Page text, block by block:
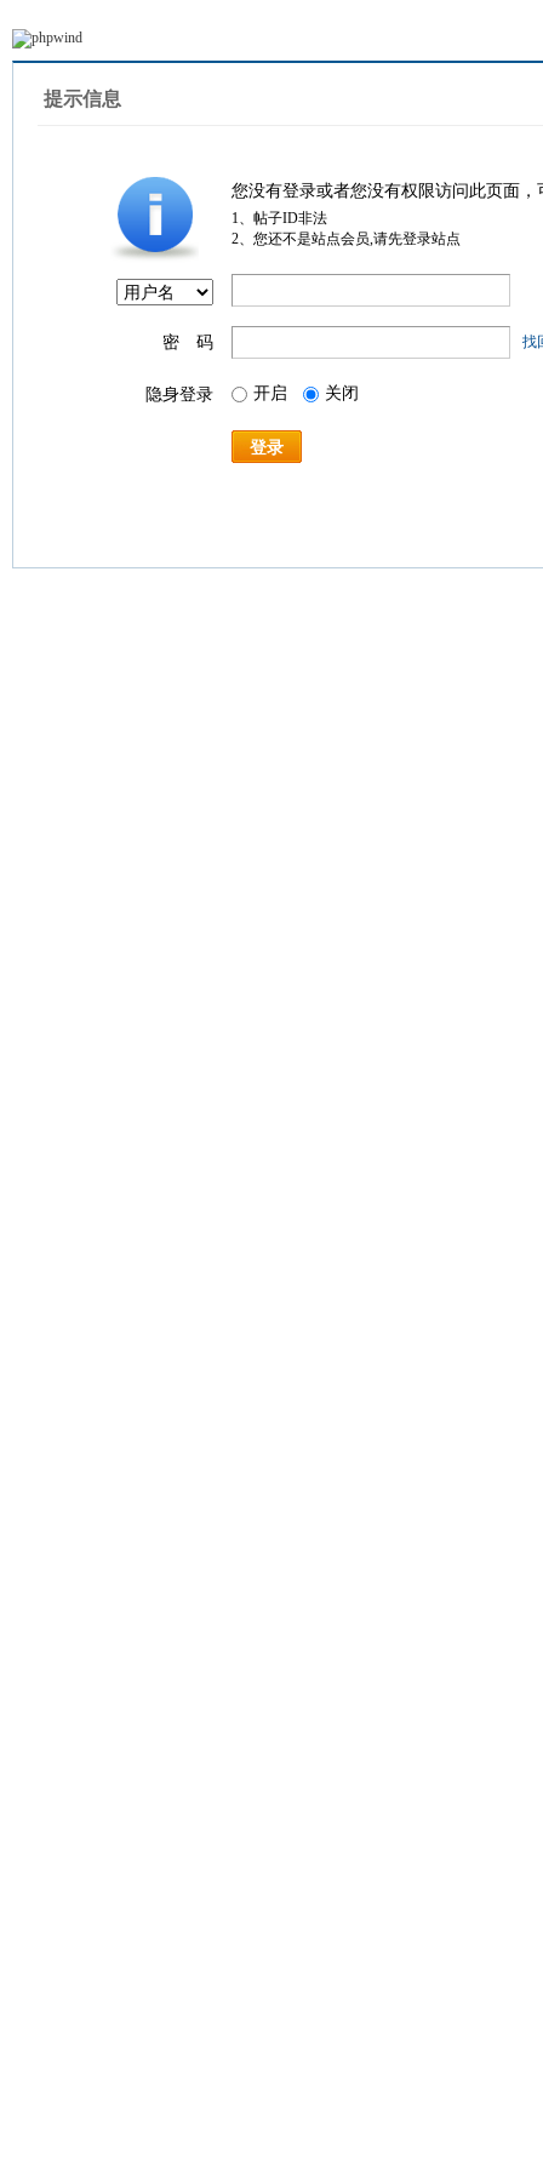
提示信息
您没有登录或者您没有权限访问此页面
1、帖子ID非法
2、您还不是站点会员,请先登录站点
密 码 找
隐身登录 开启 关闭
登录